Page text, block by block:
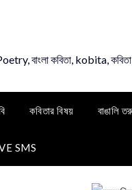
বাংলা কবিতা, kobita,
কবিতার বিষয় বাঙালি
SMS